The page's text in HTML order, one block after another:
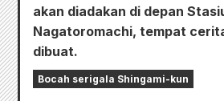
akan diadakan di depan
Nagatoromachi, tempat
dibuat.
Bocah serigala Shingami-kun